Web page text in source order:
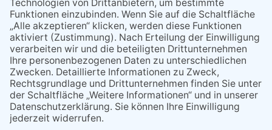
11.03.2026
"Plakatverbot für überregionale
Demos"
04.02.2026
Gelbe Tonne – Ein kleiner Blick
über den Tellerand
04.02.2026
Plastikersparnis durch Nutzung
von Gelber Tonne statt Säcken